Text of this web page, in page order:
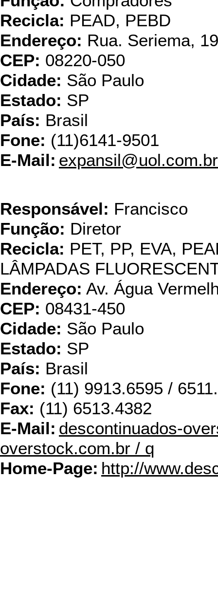
Recicla: PEAD, PEBD
Endereço: Rua. Seriema,
CEP: 08220-050
Cidade: São Paulo
Estado: SP
País: Brasil
Fone: (11)6141-9501
E-Mail: expansil@uol.com.br
Responsável: Francisco
Função: Diretor
Recicla: PET, PP, EVA,
LÂMPADAS
Endereço: Av. Água
CEP: 08431-450
Cidade: São Paulo
Estado: SP
País: Brasil
Fone: (11) 9913.6595 /
Fax: (11) 6513.4382
E-Mail: descontinuados-
overstock.com.br / q
Home-Page: http://